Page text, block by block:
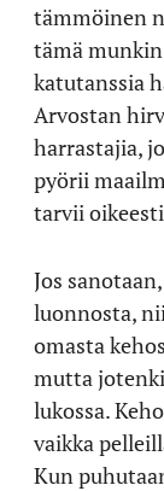
tämmöinen
tämä
katutanssia
Arvostan
harrastajia,
pyörii
tarvii
Jos
luonnosta,
omasta
mutta
lukossa.
vaikka
Kun